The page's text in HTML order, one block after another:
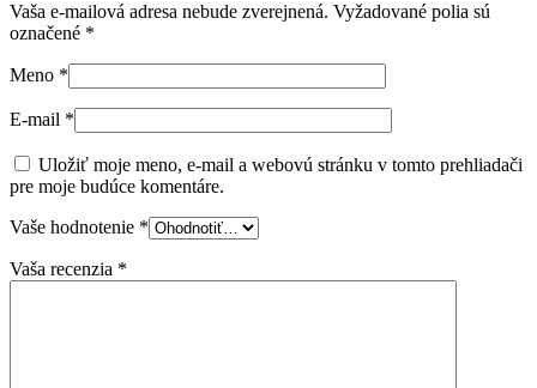
Vaša e-mailová adresa nebude zverejnená. Vyžadované polia sú
označené *
Meno *
E-mail *
Uložiť moje meno, e-mail a webovú stránku v tomto prehliadači
pre moje budúce komentáre.
Vaše hodnotenie *
Vaša recenzia *